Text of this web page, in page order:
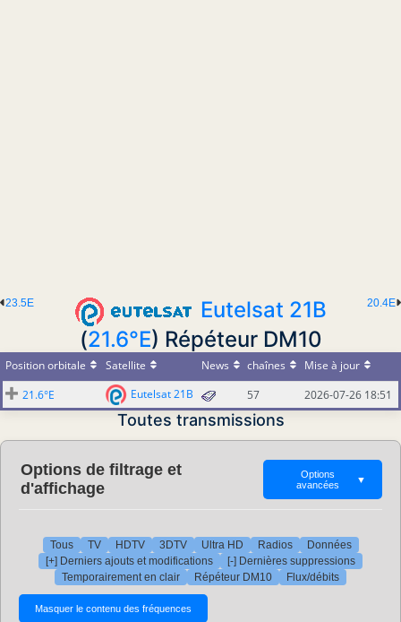
20.4E
23.5E
Eutelsat 21B
(21.6°E) Répéteur DM10
Position orbitale Satellite News chaînes
Mise à jour
21.6°E
Eutelsat 21B 57 2026-07-26 18:51
Toutes transmissions
Options de filtrage et
d'affichage
Options
avancées
▼
Tous TV HDTV 3DTV Ultra HD Radios
Données
[+] Derniers ajouts et modifications
[-] Dernières suppressions
Temporairement en clair
Répéteur DM10 Flux/débits